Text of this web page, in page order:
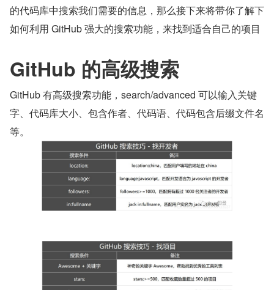
的代码库中搜索我们需要的信息，那么接下来将带你了解下
如何利用 GitHub 强大的搜索功能，来找到适合自己的项目
GitHub 的高级搜索
GitHub 有高级搜索功能，search/advanced 可以输入关键
字、代码库大小、包含作者、代码语、代码包含后缀文件名
等。